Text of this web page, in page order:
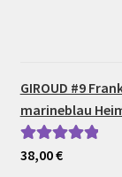
GIROUD #9
marineblau
Bewertet mit
38,00€